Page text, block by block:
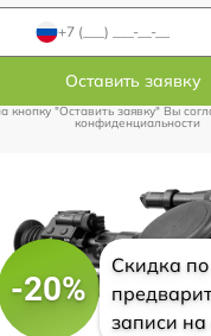
Оставить заявку
кнопку "Оставить заявку" Вы
конфиденциальности
-20%
Скидка по
записи на